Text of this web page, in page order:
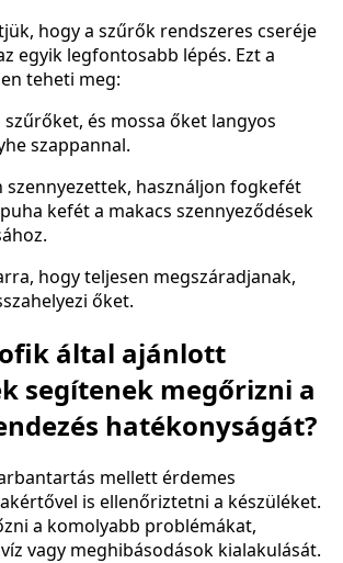
hogy a szűrők rendszeres cseréje
egyik legfontosabb lépés. Ezt a
teheti meg:
szűrőket, és mossa őket langyos
szappannal.
szennyezettek, használjon fogkefét
kefét a makacs szennyeződések
hogy teljesen megszáradjanak,
őket.
által ajánlott
segítenek megőrizni a
hatékonyságát?
mellett érdemes
is ellenőriztetni a készüléket.
a komolyabb problémákat,
vagy meghibásodások kialakulását.